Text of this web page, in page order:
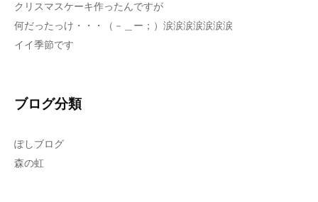
クリスマスケーキ作ったんですが
何だったっけ・・・（－＿ー；）涙涙涙涙涙涙涙
イイ季節です
ブログ分類
ぽしブログ
森の虹